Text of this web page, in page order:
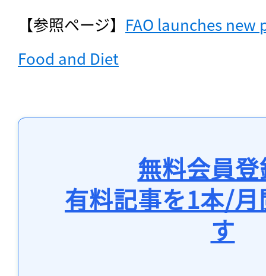
【参照ページ】 FAO launches
Food and Diet
無料会員
有料記事を1本/
す